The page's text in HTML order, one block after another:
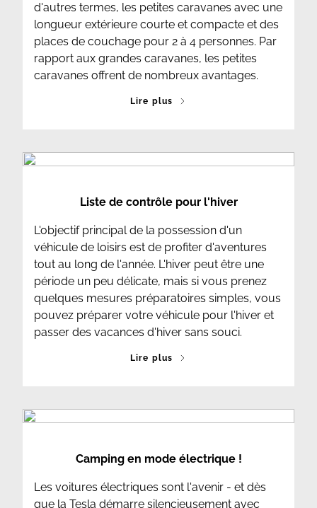
d'autres termes, les petites caravanes avec une
longueur extérieure courte et compacte et des
places de couchage pour 2 à 4 personnes. Par
rapport aux grandes caravanes, les petites
caravanes offrent de nombreux avantages.
Lire plus
Liste de contrôle pour l'hiver
L'objectif principal de la possession d'un
véhicule de loisirs est de profiter d'aventures
tout au long de l'année. L'hiver peut être une
période un peu délicate, mais si vous prenez
quelques mesures préparatoires simples, vous
pouvez préparer votre véhicule pour l'hiver et
passer des vacances d'hiver sans souci.
Lire plus
Camping en mode électrique !
Les voitures électriques sont l'avenir - et dès
que la Tesla démarre silencieusement avec